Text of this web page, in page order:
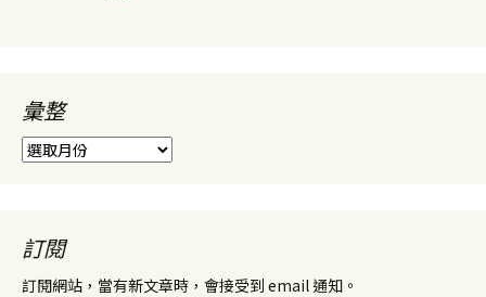
彙整
彙
整
訂閱
訂閱網站，當有新文章時，會接受到 email 通知。